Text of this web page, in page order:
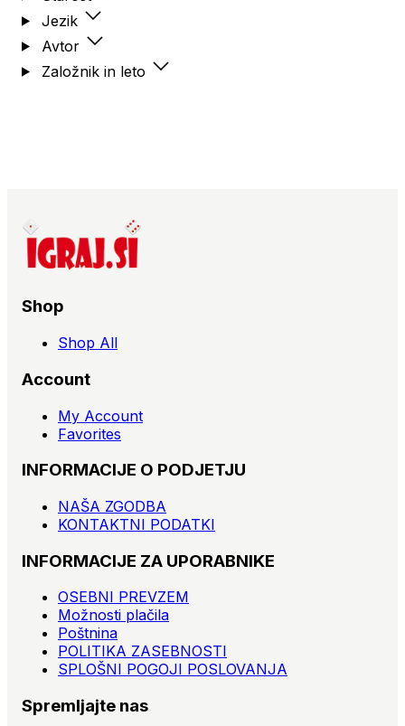
Jezik
Avtor
Založnik in leto
Shop
Shop All
Account
My Account
Favorites
INFORMACIJE O PODJETJU
NAŠA ZGODBA
KONTAKTNI PODATKI
INFORMACIJE ZA UPORABNIKE
OSEBNI PREVZEM
Možnosti plačila
Poštnina
POLITIKA ZASEBNOSTI
SPLOŠNI POGOJI POSLOVANJA
Spremljajte nas